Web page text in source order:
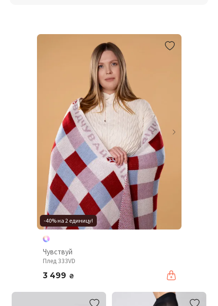
-40% на 2 единицу!
Чувствуй
Плед 333VD
3 499 ₴